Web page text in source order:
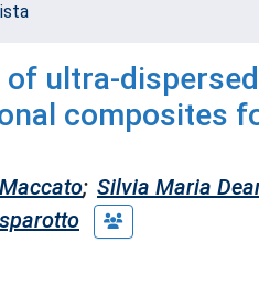
ultra-
composites
; Silvia Maria